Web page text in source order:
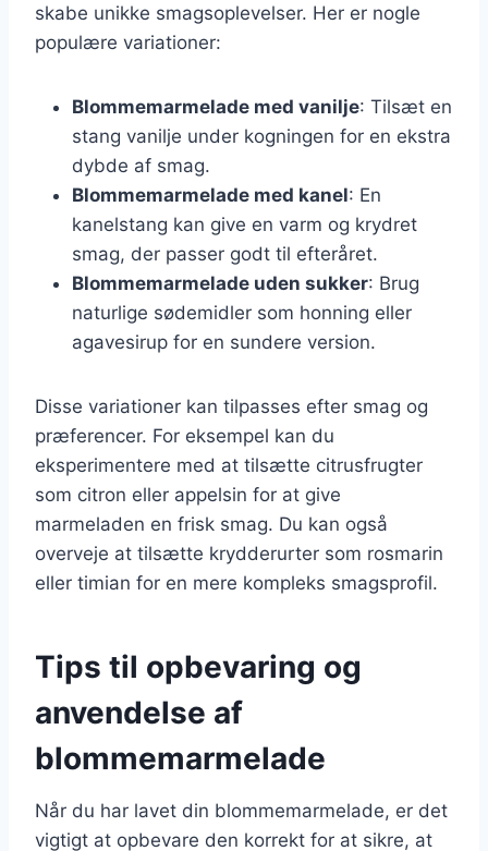
skabe unikke smagsoplevelser. Her er nogle
populære variationer:
Blommemarmelade med vanilje: Tilsæt en
stang vanilje under kogningen for en ekstra
dybde af smag.
Blommemarmelade med kanel: En
kanelstang kan give en varm og krydret
smag, der passer godt til efteråret.
Blommemarmelade uden sukker: Brug
naturlige sødemidler som honning eller
agavesirup for en sundere version.
Disse variationer kan tilpasses efter smag og
præferencer. For eksempel kan du
eksperimentere med at tilsætte citrusfrugter
som citron eller appelsin for at give
marmeladen en frisk smag. Du kan også
overveje at tilsætte krydderurter som rosmarin
eller timian for en mere kompleks smagsprofil.
Tips til opbevaring og
anvendelse af
blommemarmelade
Når du har lavet din blommemarmelade, er det
vigtigt at opbevare den korrekt for at sikre, at